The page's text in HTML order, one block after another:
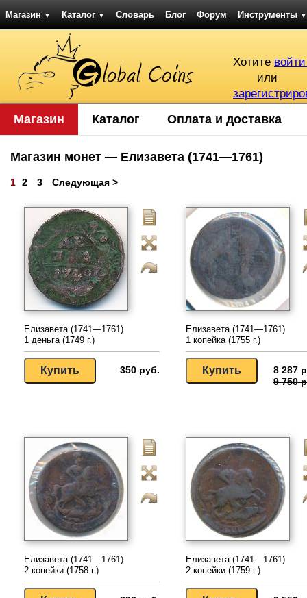
Магазин ▼ Каталог ▼ Словарь Блог Форум Инструменты ▼
Хотите
или
Магазин Каталог Оплата и доставка
Магазин монет — Елизавета (1741—1761)
1 2 3 Следующая >
Елизавета (1741—1761)
1 деньга (1749 г.)
350 руб.
Елизавета (1741—1761)
1 копейка (1755 г.)
8 287
9 750
Елизавета (1741—1761)
2 копейки (1758 г.)
Елизавета (1741—1761)
2 копейки (1759 г.)